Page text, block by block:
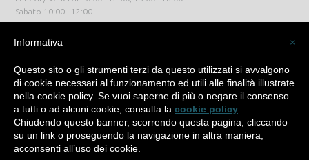
Sabato 10:00 - 12:00
Piccole Pesti Livigno © 2024 Tutti i diritti riservati. -Privacy Policy-Cookie Policy
Made with bySìServices
×
Informativa
Questo sito o gli strumenti terzi da questo utilizzati si avvalgono
di cookie necessari al funzionamento ed utili alle finalità illustrate
nella cookie policy. Se vuoi saperne di più o negare il consenso
a tutti o ad alcuni cookie, consulta la cookie policy
Chiudendo questo banner, scorrendo questa pagina, cliccando
su un link o proseguendo la navigazione in altra maniera,
acconsenti all’uso dei cookie.